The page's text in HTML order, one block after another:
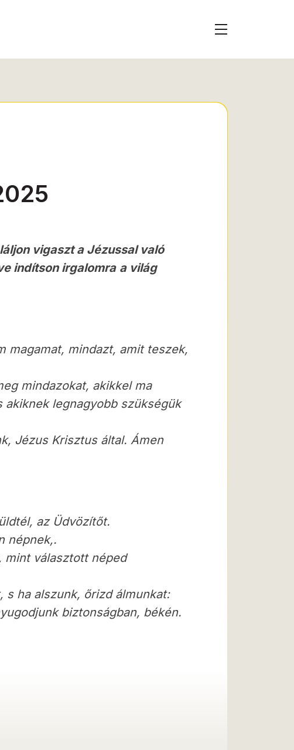
vigaszt a Jézussal való
indítson irgalomra a világ
magamat, mindazt, amit teszek,
mindazokat, akikkel ma
legnagyobb szükségük
Jézus Krisztus által. Ámen
az Üdvözítőt.
népnek,.
mint választott néped
s ha alszunk, őrizd álmunkat:
biztonságban, békén.